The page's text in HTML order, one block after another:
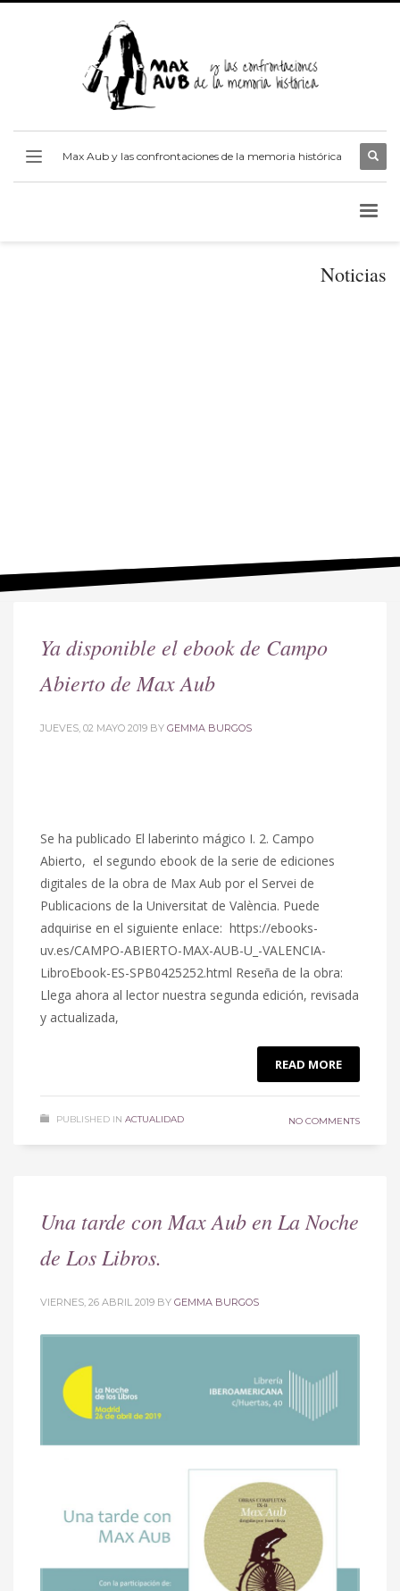
Max Aub y las confrontaciones de la memoria histórica
Noticias
Ya disponible el ebook de Campo
Abierto de Max Aub
JUEVES, 02 MAYO 2019 BY GEMMA BURGOS
Se ha publicado El laberinto mágico I. 2. Campo
Abierto, el segundo ebook de la serie de ediciones
digitales de la obra de Max Aub por el Servei de
Publicacions de la Universitat de València. Puede
adquirise en el siguiente enlace: https://ebooks-
uv.es/CAMPO-ABIERTO-MAX-AUB-U_-VALENCIA-
LibroEbook-ES-SPB0425252.html Reseña de la obra:
Llega ahora al lector nuestra segunda edición, revisada
y actualizada,
READ MORE
PUBLISHED IN ACTUALIDAD NO COMMENTS
Una tarde con Max Aub en La Noche
de Los Libros.
VIERNES, 26 ABRIL 2019 BY GEMMA BURGOS